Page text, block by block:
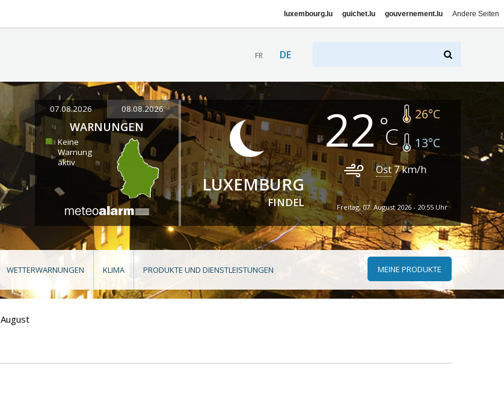
luxembourg.lu guichet.lu gouvernement.lu Andere Seiten
FR DE
07.08.2026 08.08.2026
WARNUNGEN
Keine
Warnung
aktiv
LUXEMBURG
FINDEL
22 26°C
13°C
Ost7km/h
Freitag, 07. August 2026 - 20:55 Uhr
WETTERWARNUNGEN KLIMA PRODUKTE UND DIENSTLEISTUNGEN MEINE PRODUKTE
August